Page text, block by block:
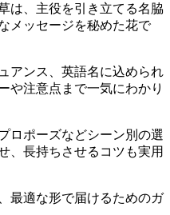
は、主役を引き立てる名脇
メッセージを秘めた花で
アンス、英語名に込められ
や注意点まで一気にわかり
ロポーズなどシーン別の選
、長持ちさせるコツも実用
最適な形で届けるためのガ